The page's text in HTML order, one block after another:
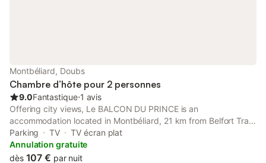
Montbéliard, Doubs
Chambre d’hôte pour 2 personnes
9.0Fantastique⋅1 avis
Offering city views, Le BALCON DU PRINCE is an
accommodation located in Montbéliard, 21 km from Belfort Train
Station and 500 metres from Montbeliard Castle. This property
offers access to a balcony and free private parking.
Parking TV
TV écran plat
Annulation gratuite
dès 107 € par nuit